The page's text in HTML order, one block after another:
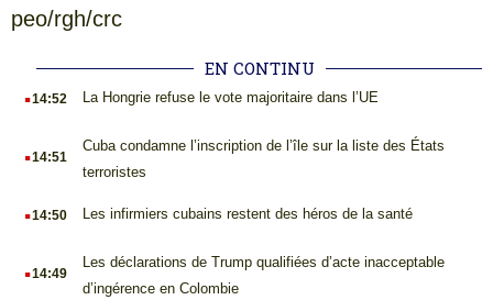
peo/rgh/crc
EN CONTINU
.14:52 La Hongrie refuse le vote majoritaire dans l’UE
.14:51
Cuba condamne l’inscription de l’île sur la liste des États
terroristes
.14:50 Les infirmiers cubains restent des héros de la santé
.14:49
Les déclarations de Trump qualifiées d’acte inacceptable
d’ingérence en Colombie